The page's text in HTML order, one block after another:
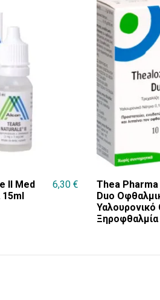
II Med
15ml
6,30 €
Thea
Duo
Υαλουρονικό